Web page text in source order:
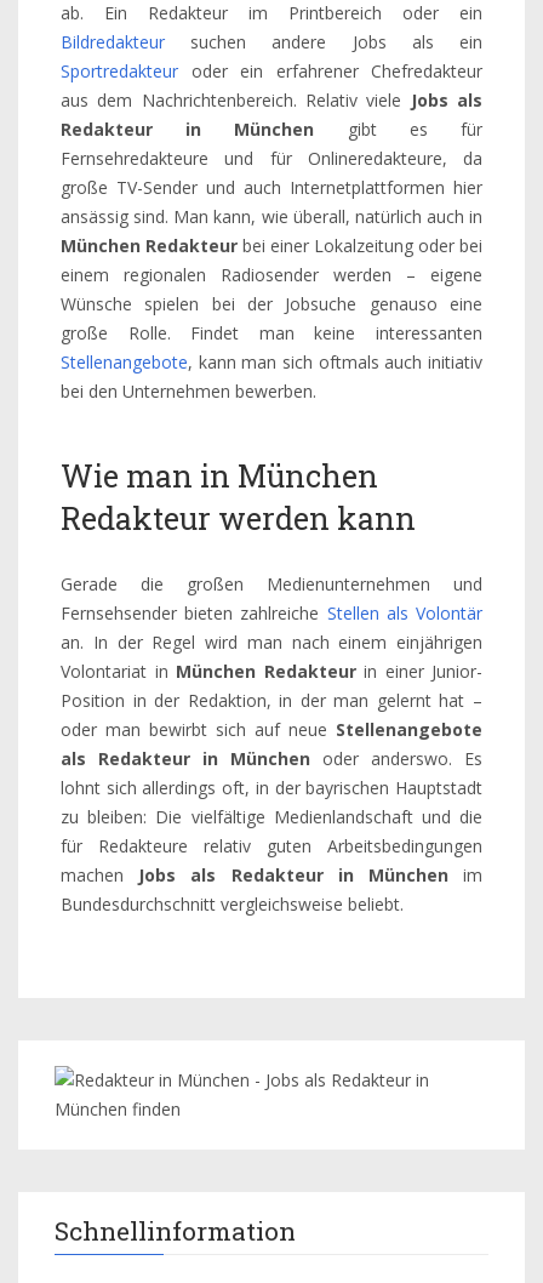
ab. Ein Redakteur im Printbereich oder ein
Bildredakteur suchen andere Jobs als ein
Sportredakteur oder ein erfahrener Chefredakteur
aus dem Nachrichtenbereich. Relativ viele Jobs als
Redakteur in München gibt es für
Fernsehredakteure und für Onlineredakteure, da
große TV-Sender und auch Internetplattformen hier
ansässig sind. Man kann, wie überall, natürlich auch in
München Redakteur bei einer Lokalzeitung oder bei
einem regionalen Radiosender werden – eigene
Wünsche spielen bei der Jobsuche genauso eine
große Rolle. Findet man keine interessanten
Stellenangebote, kann man sich oftmals auch initiativ
bei den Unternehmen bewerben.
Wie man in München
Redakteur werden kann
Gerade die großen Medienunternehmen und
Fernsehsender bieten zahlreiche Stellen als Volontär
an. In der Regel wird man nach einem einjährigen
Volontariat in München Redakteurin einer Junior-
Position in der Redaktion, in der man gelernt hat –
oder man bewirbt sich auf neue Stellenangebote
als Redakteur in München oder anderswo. Es
lohnt sich allerdings oft, in der bayrischen Hauptstadt
zu bleiben: Die vielfältige Medienlandschaft und die
für Redakteure relativ guten Arbeitsbedingungen
machen Jobs als Redakteur in München im
Bundesdurchschnitt vergleichsweise beliebt.
Schnellinformation